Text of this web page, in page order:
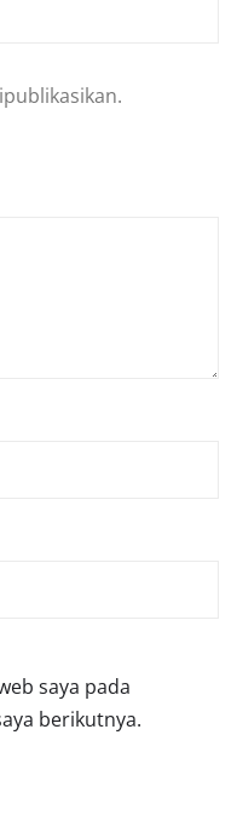
saya pada
berikutnya.